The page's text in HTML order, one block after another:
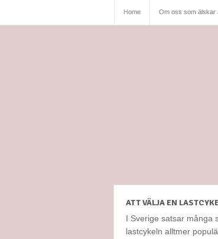
Home Om oss som älskar
ATT VÄLJA EN
I Sverige satsar många
lastcykeln alltmer